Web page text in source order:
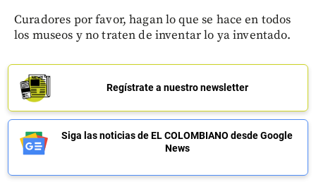
Curadores por favor, hagan lo que se hace en todos
los museos y no traten de inventar lo ya inventado.
Regístrate a nuestro newsletter
Siga las noticias de EL COLOMBIANO desde Google
News